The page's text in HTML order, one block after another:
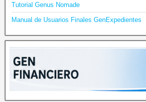
Tutorial Genus Nomade
Manual de Usuarios Finales GenExpedientes